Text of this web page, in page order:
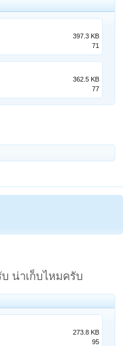
397.3 KB
71
362.5 KB
77
น่าเก็บไหมครับ
273.8 KB
95